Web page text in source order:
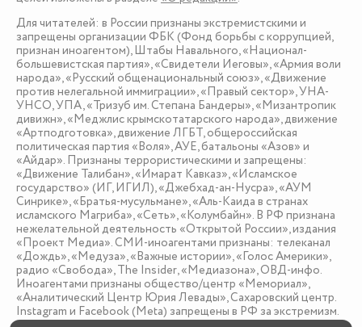
Для читателей: в России признаны экстремистскими и
запрещены организации ФБК (Фонд борьбы с коррупцией,
признан иноагентом), Штабы Навального, «Национал-
большевистская партия», «Свидетели Иеговы», «Армия воли
народа», «Русский общенациональный союз», «Движение
против нелегальной иммиграции», «Правый сектор», УНА-
УНСО, УПА, «Тризуб им. Степана Бандеры», «Мизантропик
дивижн», «Меджлис крымскотатарского народа», движение
«Артподготовка», движение ЛГБТ, общероссийская
политическая партия «Воля», АУЕ, батальоны «Азов» и
«Айдар». Признаны террористическими и запрещены:
«Движение Талибан», «Имарат Кавказ», «Исламское
государство» (ИГ, ИГИЛ), «Джебхад-ан-Нусра», «АУМ
Синрике», «Братья-мусульмане», «Аль-Каида в странах
исламского Магриба», «Сеть», «Колумбайн». В РФ признана
нежелательной деятельность «Открытой России», издания
«Проект Медиа». СМИ-иноагентами признаны: телеканал
«Дождь», «Медуза», «Важные истории», «Голос Америки»,
радио «Свобода», The Insider, «Медиазона», ОВД-инфо.
Иноагентами признаны общество/центр «Мемориал»,
«Аналитический Центр Юрия Левады», Сахаровский центр.
Instagram и Facebook (Metа) запрещены в РФ за экстремизм.